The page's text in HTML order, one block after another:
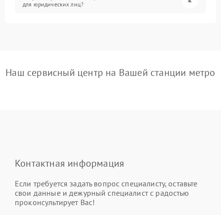
для юридических лиц?
Наш сервисный центр на Вашей станции метро
Контактная информация
Если требуется задать вопрос специалисту, оставьте
свои данные и дежурный специалист с радостью
проконсультирует Вас!